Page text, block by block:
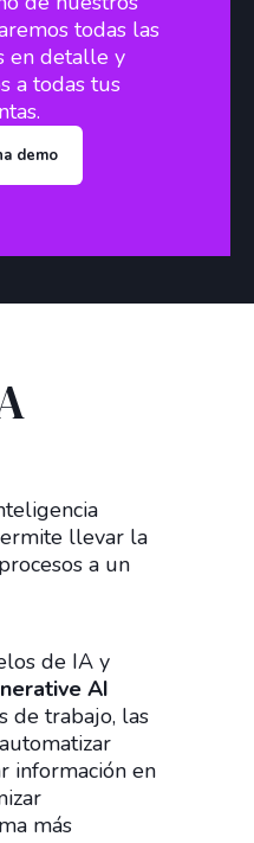
todas las
en detalle y
a todas tus
demo
llevar la
a un
de IA y
AI
de trabajo, las
información en
más